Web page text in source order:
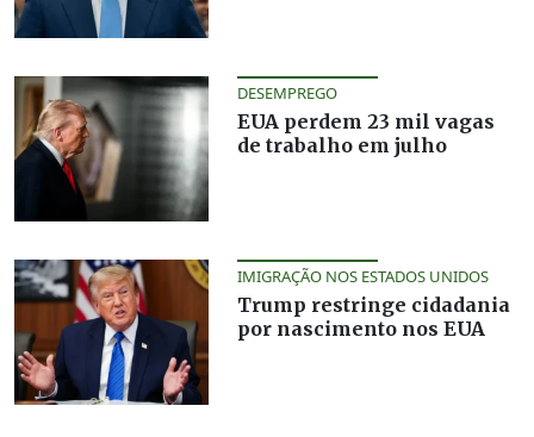
DESEMPREGO
EUA perdem 23 mil vagas
de trabalho em julho
IMIGRAÇÃO NOS ESTADOS UNIDOS
Trump restringe cidadania
por nascimento nos EUA